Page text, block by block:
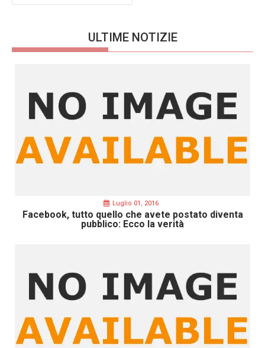
ULTIME NOTIZIE
Luglio 01, 2016
Facebook, tutto quello che avete postato diventa
pubblico: Ecco la verità